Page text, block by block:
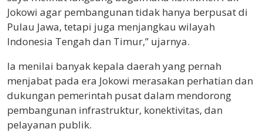
Jokowi agar pembangunan tidak hanya berpusat di
Pulau Jawa, tetapi juga menjangkau wilayah
Indonesia Tengah dan Timur,” ujarnya.
Ia menilai banyak kepala daerah yang pernah
menjabat pada era Jokowi merasakan perhatian dan
dukungan pemerintah pusat dalam mendorong
pembangunan infrastruktur, konektivitas, dan
pelayanan publik.